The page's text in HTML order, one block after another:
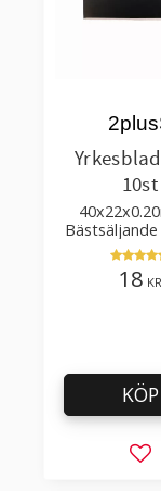
10st
Bästsäljande
för att skära
filt, hobby
18 KR
KÖP